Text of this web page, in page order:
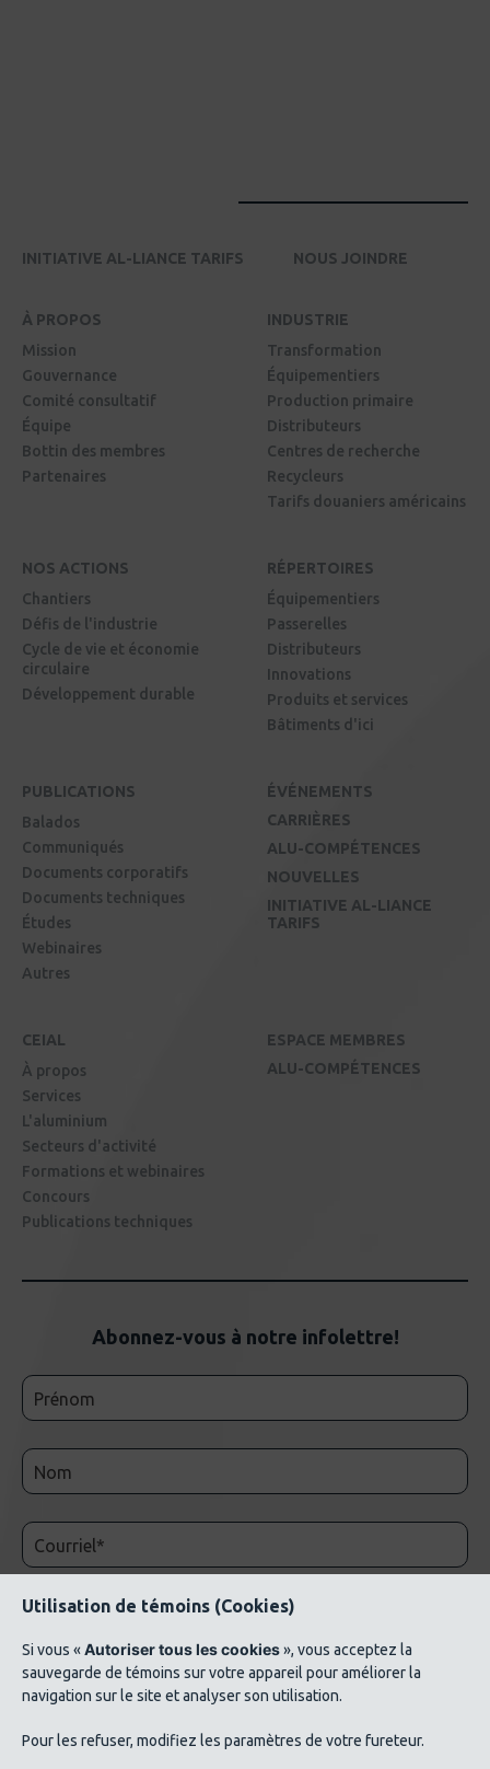
INITIATIVE AL-LIANCE TARIFS NOUS JOINDRE
À PROPOS
Mission
Gouvernance
Comité consultatif
Équipe
Bottin des membres
Partenaires
INDUSTRIE
Transformation
Équipementiers
Production primaire
Distributeurs
Centres de recherche
Recycleurs
Tarifs douaniers américains
NOS ACTIONS
Chantiers
Défis de l'industrie
Cycle de vie et économie
circulaire
Développement durable
RÉPERTOIRES
Équipementiers
Passerelles
Distributeurs
Innovations
Produits et services
Bâtiments d'ici
PUBLICATIONS
Balados
Communiqués
Documents corporatifs
Documents techniques
Études
Webinaires
Autres
ÉVÉNEMENTS
CARRIÈRES
ALU-COMPÉTENCES
NOUVELLES
INITIATIVE AL-LIANCE
TARIFS
CEIAL
À propos
Services
L'aluminium
Secteurs d'activité
Formations et webinaires
Concours
Publications techniques
ESPACE MEMBRES
ALU-COMPÉTENCES
Abonnez-vous à notre infolettre!
© 2026 AluQuébec. Tous droits réservés. // Conditions d’utilisation // Liste de crédits
Utilisation de témoins (Cookies)
Si vous «Autoriser tous les cookies», vous acceptez la
sauvegarde de témoins sur votre appareil pour améliorer la
navigation sur le site et analyser son utilisation.
Pour les refuser, modifiez les paramètres de votre fureteur.